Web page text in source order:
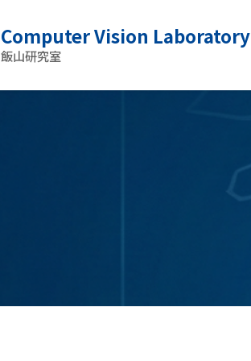
Computer Vision Laboratory
飯山研究室